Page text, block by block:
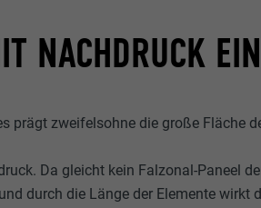
NACHDRUCK
prägt zweifelsohne die große Fläche
Da gleicht kein Falzonal-Paneel
durch die Länge der Elemente wirkt